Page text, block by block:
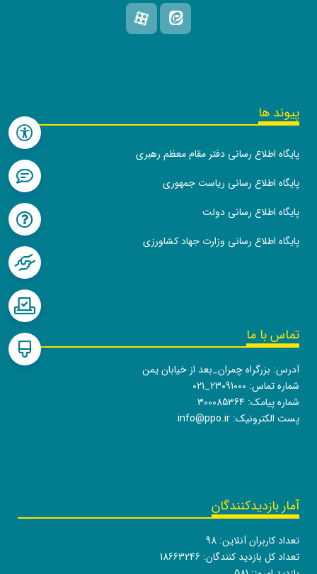
پیوند ها
پایگاه اطلاع رسانی دفتر مقام معظم رهبری
پایگاه اطلاع رسانی ریاست جمهوری
پایگاه اطلاع رسانی دولت
پایگاه اطلاع رسانی وزارت جهاد کشاورزی
تماس با ما
آدرس: بزرگراه چمران_بعد از خیابان یمن
شماره تماس: 021_23091000
شماره پیامک: 300085364
پست الکترونیک: info@ppo.ir
آمار بازدیدکنندگان
تعداد کاربران آنلاین: 98
تعداد کل بازدید کنندگان: 18663246